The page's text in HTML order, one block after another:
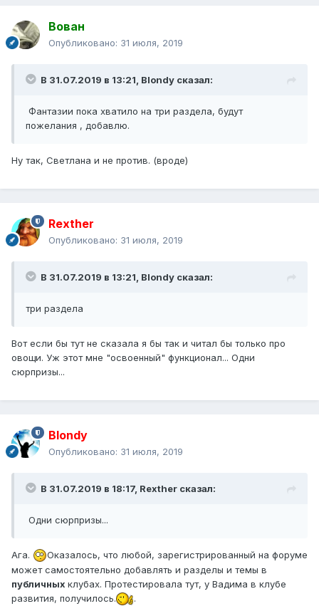
Вован
Опубликовано: 31 июля, 2019
В 31.07.2019 в 13:21, Blondy сказал:
Фантазии пока хватило на три раздела, будут
пожелания , добавлю.
Ну так, Светлана и не против. (вроде)
Rexther
Опубликовано: 31 июля, 2019
В 31.07.2019 в 13:21, Blondy сказал:
три раздела
Вот если бы тут не сказала я бы так и читал бы только про
овощи. Уж этот мне "освоенный" функционал... Одни
сюрпризы...
Blondy
Опубликовано: 31 июля, 2019
В 31.07.2019 в 18:17, Rexther сказал:
Одни сюрпризы...
Ага.
Оказалось, что любой, зарегистрированный на форуме
может самостоятельно добавлять и разделы и темы в
публичных клубах. Протестировала тут, у Вадима в клубе
развития, получилось.
.